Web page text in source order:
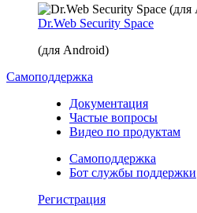
Dr.Web Security Space
(для Android)
Самоподдержка
Документация
Частые вопросы
Видео по продуктам
Самоподдержка
Бот службы поддержки
Регистрация